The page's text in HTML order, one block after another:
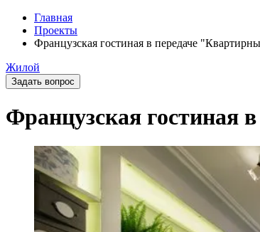
Главная
Проекты
Французская гостиная в передаче
Жилой
Задать вопрос
Французская гостиная